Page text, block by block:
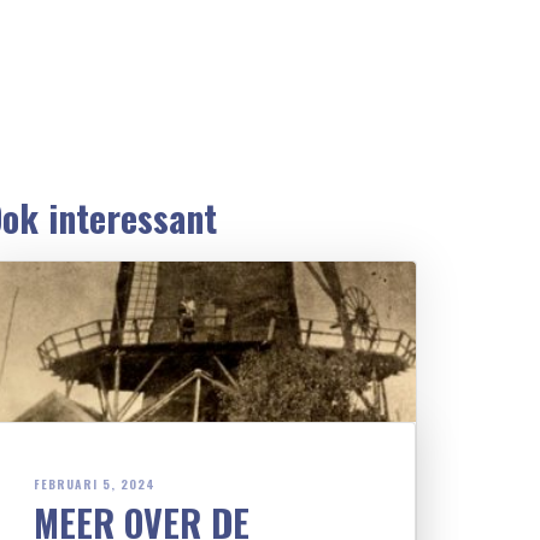
interessant
FEBRUARI 5, 2024
MEER OVER DE